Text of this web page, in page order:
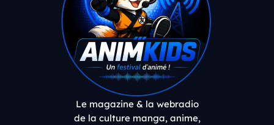
Le magazine & la webradio
de la culture manga, anime,